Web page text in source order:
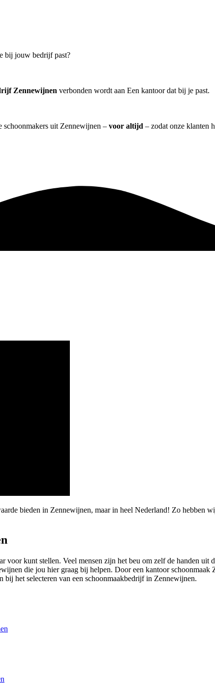
bij jouw bedrijf past?
Zennewijnen verbonden wordt aan Een kantoor dat bij je past.
schoonmakers uit Zennewijnen – voor altijd – zodat onze klanten
bieden in Zennewijnen, maar in heel Nederland! Zo hebben
voor kunt stellen. Veel mensen zijn het beu om zelf de handen
die jou hier graag bij helpen. Door een kantoor
het selecteren van een schoonmaakbedrijf in Zennewijnen.